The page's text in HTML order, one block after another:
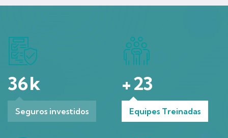
36k
Seguros investidos
+23
Equipes Treinadas